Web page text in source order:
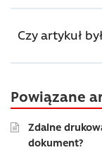
Czy artykuł
Powiązane
Zdalne
dokument?